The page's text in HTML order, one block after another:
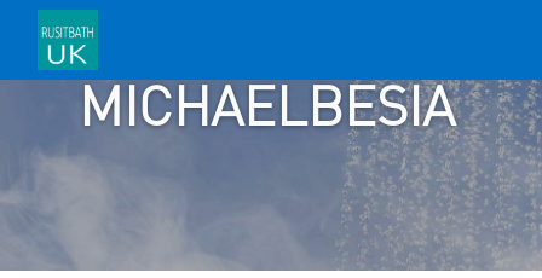
CONTACT:
MICHAELBESIA